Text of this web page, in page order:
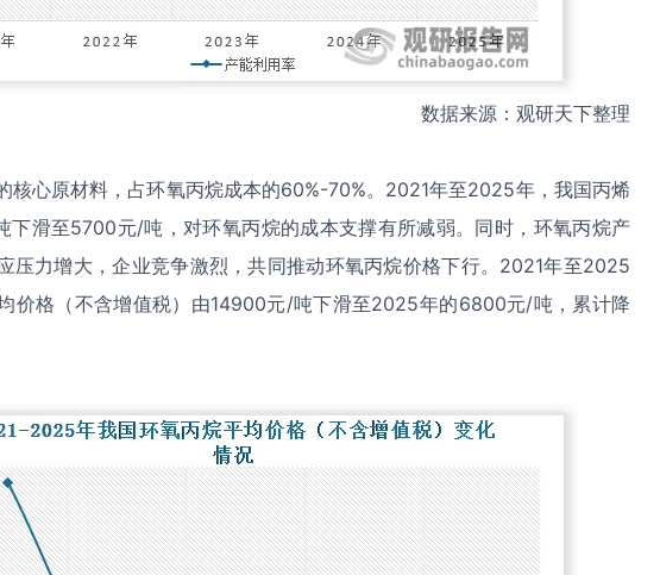
数据来源：观研天下整理
核心原材料，占环氧丙烷成本的60%-70%。2021年至2025年，我国丙烯
下滑至5700元/吨，对环氧丙烷的成本支撑有所减弱。同时，环氧丙烷产
压力增大，企业竞争激烈，共同推动环氧丙烷价格下行。2021年至2025
价格（不含增值税）由14900元/吨下滑至2025年的6800元/吨，累计降